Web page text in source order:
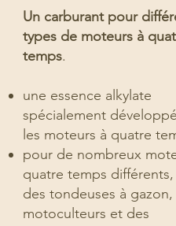
Un carburant pour
types de moteurs à
temps.
une essence alkylate
spécialement
les moteurs à quatre
pour de nombreux
quatre temps
des tondeuses à gazon,
motoculteurs et des